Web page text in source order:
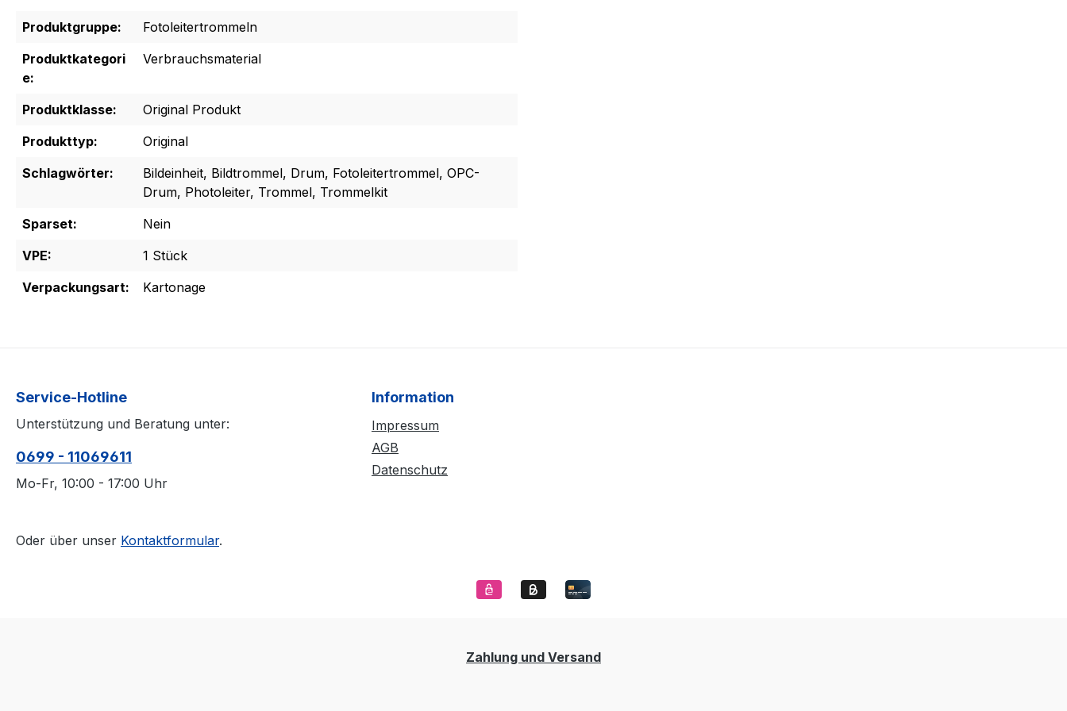
Produktgruppe:
Fotoleitertrommeln
Produktkategori
e:
Verbrauchsmaterial
Produktklasse:
Original Produkt
Produkttyp:
Original
Schlagwörter:
Bildeinheit, Bildtrommel, Drum, Fotoleitertrommel, OPC-
Drum, Photoleiter, Trommel, Trommelkit
Sparset:
Nein
VPE:
1 Stück
Verpackungsart:
Kartonage
Service-Hotline
Unterstützung und Beratung unter:
0699 - 11069611
Mo-Fr, 10:00 - 17:00 Uhr
Oder über unser Kontaktformular.
Information
Impressum
AGB
Datenschutz
Zahlung und Versand